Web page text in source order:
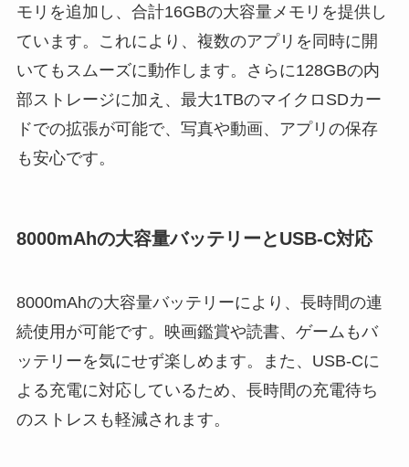
モリを追加し、合計16GBの大容量メモリを提供し
ています。これにより、複数のアプリを同時に開
いてもスムーズに動作します。さらに128GBの内
部ストレージに加え、最大1TBのマイクロSDカー
ドでの拡張が可能で、写真や動画、アプリの保存
も安心です。
8000mAhの大容量バッテリーとUSB-C対応
8000mAhの大容量バッテリーにより、長時間の連
続使用が可能です。映画鑑賞や読書、ゲームもバ
ッテリーを気にせず楽しめます。また、USB-Cに
よる充電に対応しているため、長時間の充電待ち
のストレスも軽減されます。